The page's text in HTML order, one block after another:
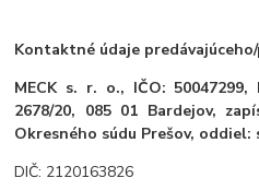
Kontaktné údaje
MECK s. r. o., IČO:
2678/20, 085 01 Bardejov,
Okresného súdu Prešov, oddiel:
DIČ: 2120163826